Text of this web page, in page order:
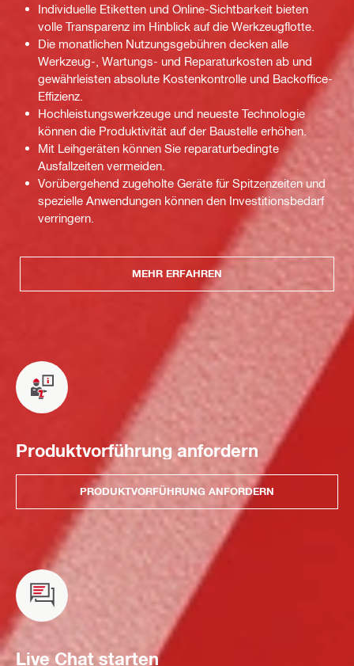
Individuelle Etiketten und Online-Sichtbarkeit bieten
volle Transparenz im Hinblick auf die Werkzeugflotte.
Die monatlichen Nutzungsgebühren decken alle
Werkzeug-, Wartungs- und Reparaturkosten ab und
gewährleisten absolute Kostenkontrolle und Backoffice-
Effizienz.
Hochleistungswerkzeuge und neueste Technologie
können die Produktivität auf der Baustelle erhöhen.
Mit Leihgeräten können Sie reparaturbedingte
Ausfallzeiten vermeiden.
Vorübergehend zugeholte Geräte für Spitzenzeiten und
spezielle Anwendungen können den Investitionsbedarf
verringern.
MEHR ERFAHREN
Produktvorführung anfordern
PRODUKTVORFÜHRUNG ANFORDERN
Live Chat starten